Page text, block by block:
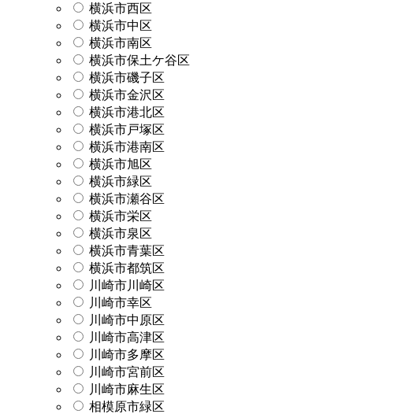
横浜市西区
横浜市中区
横浜市南区
横浜市保土ケ谷区
横浜市磯子区
横浜市金沢区
横浜市港北区
横浜市戸塚区
横浜市港南区
横浜市旭区
横浜市緑区
横浜市瀬谷区
横浜市栄区
横浜市泉区
横浜市青葉区
横浜市都筑区
川崎市川崎区
川崎市幸区
川崎市中原区
川崎市高津区
川崎市多摩区
川崎市宮前区
川崎市麻生区
相模原市緑区